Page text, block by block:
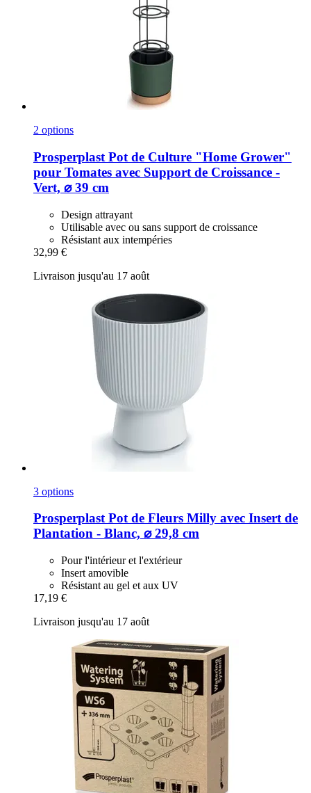
2 options
Prosperplast Pot de Culture "Home Grower"
pour Tomates avec Support de Croissance -​
Vert, ⌀ 39 cm
Design attrayant
Utilisable avec ou sans support de croissance
Résistant aux intempéries
32,99 €
Livraison jusqu'au 17 août
3 options
ProsperplastPot de Fleurs Milly avec Insert de
Plantation -​ Blanc, ⌀ 29,8 cm
Pour l'intérieur et l'extérieur
Insert amovible
Résistant au gel et aux UV
17,19 €
Livraison jusqu'au 17 août